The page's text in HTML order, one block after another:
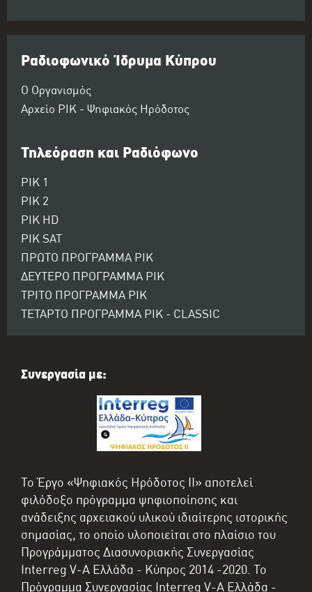
Ραδιοφωνικό Ίδρυμα Κύπρου
Ο Οργανισμός
Αρχείο ΡΙΚ - Ψηφιακός Ηρόδοτος
Τηλεόραση και Ραδιόφωνο
ΡΙΚ 1
ΡΙΚ 2
ΡΙΚ HD
ΡΙΚ SAT
ΠΡΩΤΟ ΠΡΟΓΡΑΜΜΑ ΡΙΚ
ΔΕΥΤΕΡΟ ΠΡΟΓΡΑΜΜΑ ΡΙΚ
ΤΡΙΤΟ ΠΡΟΓΡΑΜΜΑ ΡΙΚ
ΤΕΤΑΡΤΟ ΠΡΟΓΡΑΜΜΑ ΡΙΚ - CLASSIC
Συνεργασία με:
Το Έργο «Ψηφιακός Ηρόδοτος II» αποτελεί
φιλόδοξο πρόγραμμα ψηφιοποίησης και
ανάδειξης αρχειακού υλικού ιδιαίτερης ιστορικής
σημασίας, το οποίο υλοποιείται στο πλαίσιο του
Προγράμματος Διασυνοριακής Συνεργασίας
Interreg V-A Ελλάδα - Κύπρος 2014 -2020. Το
Πρόγραμμα Συνεργασίας Interreg V-A Ελλάδα -